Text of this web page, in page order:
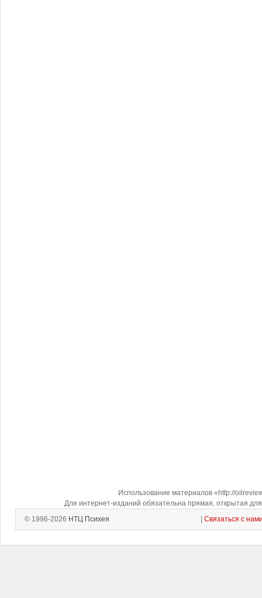
Использование материалов «http://
Для интернет-изданий обязательна прямая, открытая
© 1996-2026 НТЦ Психея Связаться с